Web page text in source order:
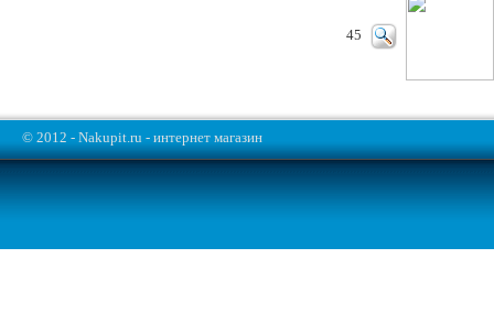
45
© 2012 - Nakupit.ru - интернет магазин